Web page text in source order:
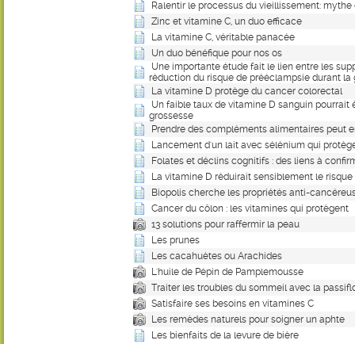
Ralentir le processus du vieillissement: mythe
Zinc et vitamine C, un duo efficace
La vitamine C, véritable panacée
Un duo bénéfique pour nos os
Une importante étude fait le lien entre les
réduction du risque de prééclampsie durant la
La vitamine D protège du cancer colorectal
Un faible taux de vitamine D sanguin
grossesse
Prendre des compléments alimentaires peut
Lancement d'un lait avec sélénium qui
Folates et déclins cognitifs : des liens à
La vitamine D réduirait sensiblement le
Biopolis cherche les propriétés anti-
Cancer du côlon : les vitamines qui protègent
13 solutions pour raffermir la peau
Les prunes
Les cacahuètes ou Arachides
L'huile de Pépin de Pamplemousse
Traiter les troubles du sommeil avec la
Satisfaire ses besoins en vitamines C
Les remèdes naturels pour soigner un aphte
Les bienfaits de la levure de bière